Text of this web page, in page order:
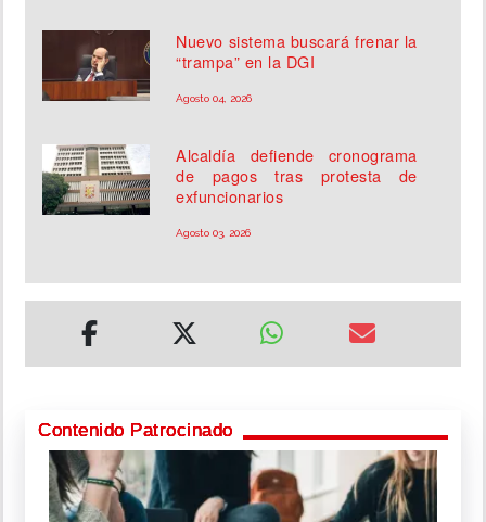
Nuevo sistema buscará frenar la
“trampa” en la DGI
Agosto 04, 2026
Alcaldía defiende cronograma
de pagos tras protesta de
exfuncionarios
Agosto 03, 2026
Contenido Patrocinado